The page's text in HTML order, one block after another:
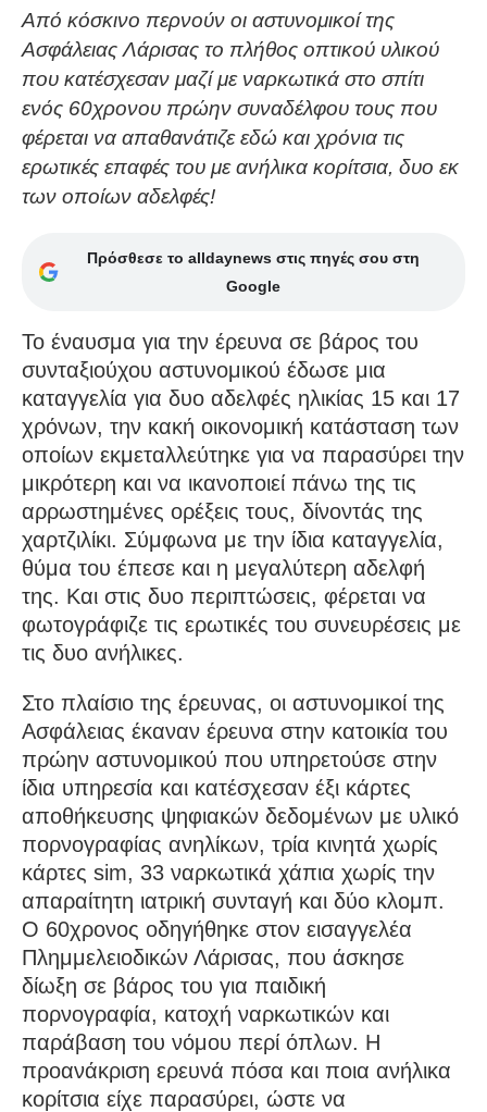
Από κόσκινο περνούν οι αστυνομικοί της
Ασφάλειας Λάρισας το πλήθος οπτικού υλικού
που κατέσχεσαν μαζί με ναρκωτικά στο σπίτι
ενός 60χρονου πρώην συναδέλφου τους που
φέρεται να απαθανάτιζε εδώ και χρόνια τις
ερωτικές επαφές του με ανήλικα κορίτσια, δυο εκ
των οποίων αδελφές!
Πρόσθεσε το alldaynews στις πηγές σου στη
Google
Το έναυσμα για την έρευνα σε βάρος του
συνταξιούχου αστυνομικού έδωσε μια
καταγγελία για δυο αδελφές ηλικίας 15 και 17
χρόνων, την κακή οικονομική κατάσταση των
οποίων εκμεταλλεύτηκε για να παρασύρει την
μικρότερη και να ικανοποιεί πάνω της τις
αρρωστημένες ορέξεις τους, δίνοντάς της
χαρτζιλίκι. Σύμφωνα με την ίδια καταγγελία,
θύμα του έπεσε και η μεγαλύτερη αδελφή
της. Και στις δυο περιπτώσεις, φέρεται να
φωτογράφιζε τις ερωτικές του συνευρέσεις με
τις δυο ανήλικες.
Στο πλαίσιο της έρευνας, οι αστυνομικοί της
Ασφάλειας έκαναν έρευνα στην κατοικία του
πρώην αστυνομικού που υπηρετούσε στην
ίδια υπηρεσία και κατέσχεσαν έξι κάρτες
αποθήκευσης ψηφιακών δεδομένων με υλικό
πορνογραφίας ανηλίκων, τρία κινητά χωρίς
κάρτες sim, 33 ναρκωτικά χάπια χωρίς την
απαραίτητη ιατρική συνταγή και δύο κλομπ.
Ο 60χρονος οδηγήθηκε στον εισαγγελέα
Πλημμελειοδικών Λάρισας, που άσκησε
δίωξη σε βάρος του για παιδική
πορνογραφία, κατοχή ναρκωτικών και
παράβαση του νόμου περί όπλων. Η
προανάκριση ερευνά πόσα και ποια ανήλικα
κορίτσια είχε παρασύρει, ώστε να